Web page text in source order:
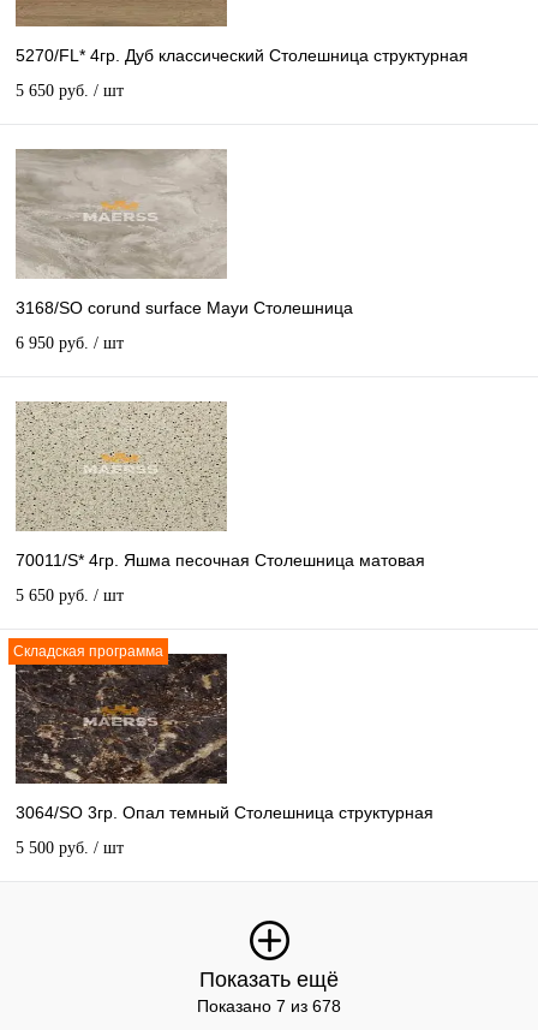
5270/FL* 4гр. Дуб классический Столешница структурная
5 650 руб. / шт
3168/SO corund surface Мауи Столешница
6 950 руб. / шт
70011/S* 4гр. Яшма песочная Столешница матовая
5 650 руб. / шт
Складская программа
3064/SO 3гр. Опал темный Столешница структурная
5 500 руб. / шт
Показать ещё
Показано 7 из 678